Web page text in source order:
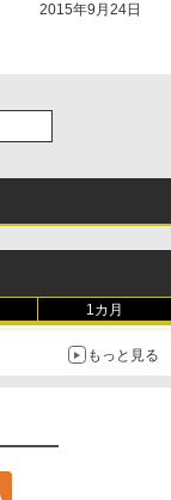
2015年9月24日
1カ月
もっと見る